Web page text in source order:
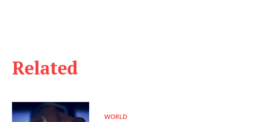
Related
WORLD